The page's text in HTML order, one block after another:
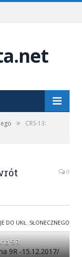
»
CRS-13:
0
DO UKŁ. SŁONECZNEGO
9R